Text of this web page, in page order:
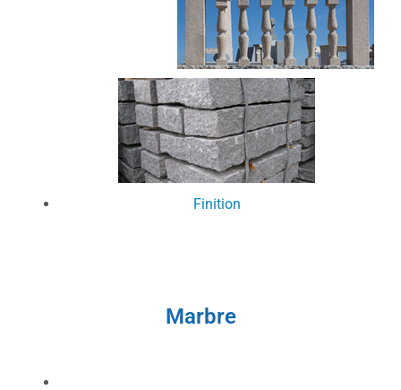
Finition
Marbre